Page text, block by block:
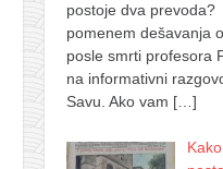
postoje dva prevoda?
pomenem dešavanja
posle smrti profesora
na informativni
Savu. Ako vam […]